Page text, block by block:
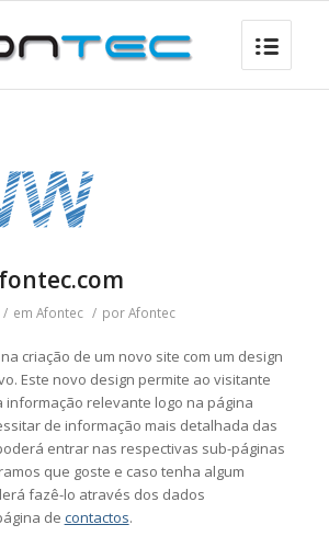
/ em Afontec / porAfontec
criação de um novo site com um design
Este novo design permite ao visitante
informação relevante logo na página
de informação mais detalhada das
entrar nas respectivas sub-páginas
que goste e caso tenha algum
fazê-lo através dos dados
de contactos.